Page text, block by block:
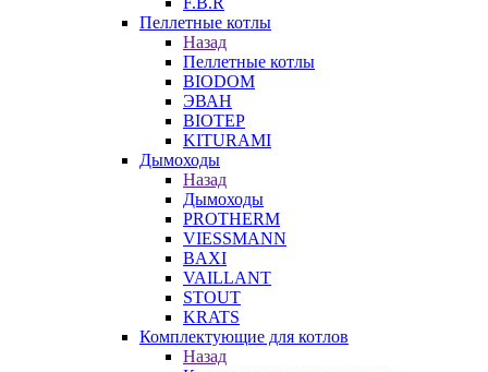
Пеллетные котлы
Назад
Пеллетные котлы
BIODOM
ЭВАН
BIOTEP
KITURAMI
Дымоходы
Назад
Дымоходы
PROTHERM
VIESSMANN
BAXI
VAILLANT
STOUT
KRATS
Комплектующие для котлов
Назад